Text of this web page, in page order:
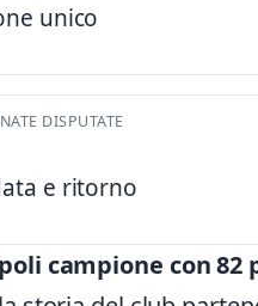
unico
DISPUTATE
e ritorno
campione con 82